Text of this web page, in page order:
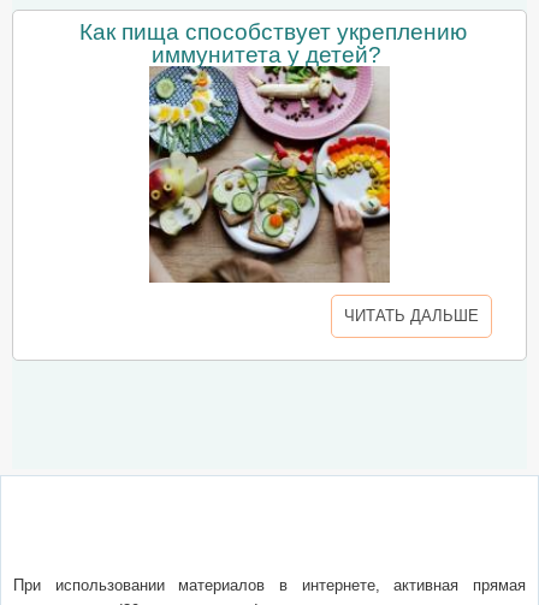
Как пища способствует укреплению
иммунитета у детей?
ЧИТАТЬ ДАЛЬШЕ
При использовании материалов в интернете, активная прямая